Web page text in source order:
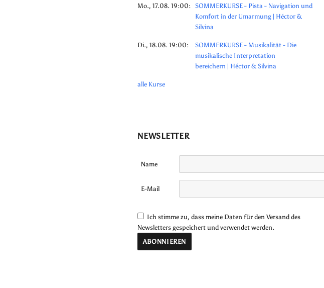
Mo., 17.08. 19:00: SOMMERKURSE - Pista - Navigation und
Komfort in der Umarmung | Héctor &
Silvina
Di., 18.08. 19:00:
SOMMERKURSE - Musikalität - Die
musikalische Interpretation
bereichern | Héctor & Silvina
alle Kurse
NEWSLETTER
Name
E-Mail
Ich stimme zu, dass meine Daten für den Versand des
Newsletters gespeichert und verwendet werden.